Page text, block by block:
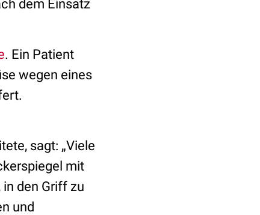
dem Einsatz
. Ein Patient
wegen eines
sagt: „Viele
mit
den Griff zu
und